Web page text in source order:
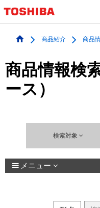
商品紹介 商品
商品情報検
ース）
検索対象
メニュー